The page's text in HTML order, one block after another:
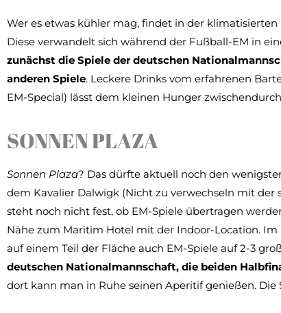
Wer es etwas kühler mag, findet in der
Diese verwandelt sich während der Fußball-EM in
zunächst die Spiele der deutschen
anderen Spiele. Leckere Drinks vom erfahrenen
EM-Special) lässt dem kleinen Hunger
SONNEN PLAZA
Sonnen Plaza? Das dürfte aktuell noch den
dem Kavalier Dalwigk (Nicht zu verwechseln mit der
steht noch nicht fest, ob EM-Spiele übertragen
Nähe zum Maritim Hotel mit der Indoor-Location.
auf einem Teil der Fläche auch EM-Spiele auf 2-3
deutschen Nationalmannschaft, die beiden
dort kann man in Ruhe seinen Aperitif genießen. Die